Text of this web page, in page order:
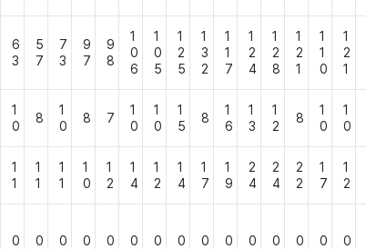
6
3
5
7
7
3
9
7
9
8
1
0
6
1
0
5
1
2
5
1
3
2
1
1
7
1
2
4
1
2
8
1
2
1
1
1
0
1
2
1
1
0
8
1
0
8 7
1
0
1
0
1
5
8
1
6
1
3
1
2
8
1
0
1
0
1
1
1
1
1
1
1
0
1
2
1
4
1
2
1
4
1
7
1
9
2
4
2
4
2
2
1
7
1
2
0 0 0 0 0 0 0 0 0 0 0 0 0 0 0